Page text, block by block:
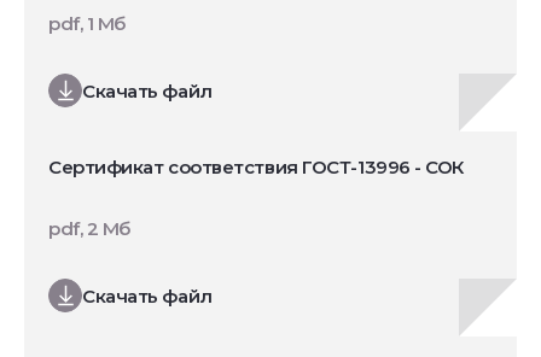
Скачать файл
pdf, 1 Мб
Сертификат соответствия ГОСТ-13996 - СОК
Скачать файл
pdf, 2 Мб